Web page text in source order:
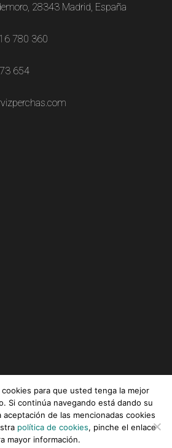
28343 Madrid, España
780 360
654
reserved |Aviso legal|Política de
de cookies
para que usted tenga la mejor
Si continúa navegando está dando su
de las mencionadas cookies
política de cookies, pinche el enlace
mayor información.